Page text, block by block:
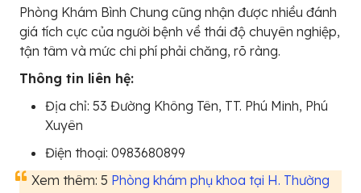
Phòng Khám Bình Chung cũng nhận được nhiều đánh
giá tích cực của người bệnh về thái độ chuyên nghiệp,
tận tâm và mức chi phí phải chăng, rõ ràng.
Thông tin liên hệ:
Địa chỉ: 53 Đường Không Tên, TT. Phú Minh, Phú
Xuyên
Điện thoại: 0983680899
Xem thêm: 5 Phòng khám phụ khoa tại H. Thường